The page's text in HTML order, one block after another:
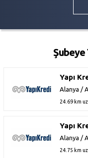
Şubeye
Yapı
Alanya /
24.69 km
Yapı
Alanya /
24.75 km